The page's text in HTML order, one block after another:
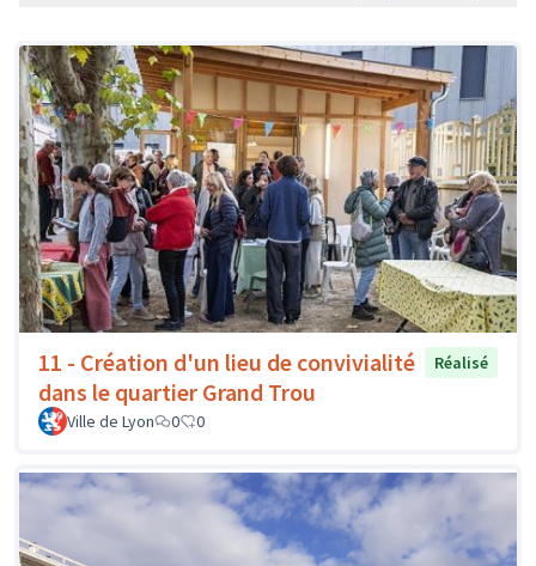
11 - Création d'un lieu de convivialité
dans le quartier Grand Trou
Réalisé
Ville de Lyon 0 0